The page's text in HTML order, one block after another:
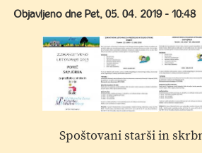
Objavljeno dne Pet, 05. 04. 2019 - 10:48
Spoštovani starši in